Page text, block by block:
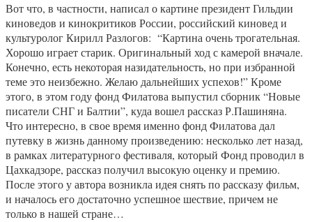
Вот что, в частности, написал о картине президент Гильдии
киноведов и кинокритиков России, российский киновед и
культуролог Кирилл Разлогов: “Картина очень трогательная.
Хорошо играет старик. Оригинальный ход с камерой вначале.
Конечно, есть некоторая назидательность, но при избранной
теме это неизбежно. Желаю дальнейших успехов!” Кроме
этого, в этом году фонд Филатова выпустил сборник “Новые
писатели СНГ и Балтии”, куда вошел рассказ Р.Пашиняна.
Что интересно, в свое время именно фонд Филатова дал
путевку в жизнь данному произведению: несколько лет назад,
в рамках литературного фестиваля, который Фонд проводил в
Цахкадзоре, рассказ получил высокую оценку и премию.
После этого у автора возникла идея снять по рассказу фильм,
и началось его достаточно успешное шествие, причем не
только в нашей стране…